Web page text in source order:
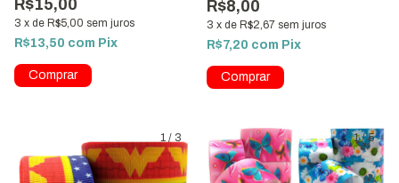
R$15,00
3 x de R$5,00 sem juros
R$13,50 com Pix
R$8,00
3 x de R$2,67 sem juros
R$7,20 com Pix
1 / 3 1/5